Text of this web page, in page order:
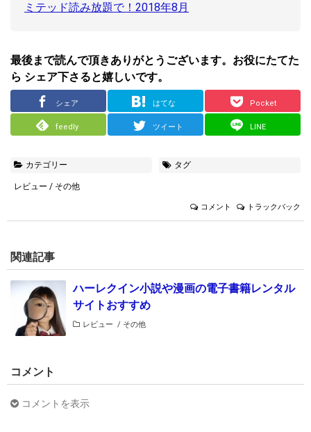
ミテッド読み放題で！2018年8月
最後まで読んで頂きありがとうございます。お役にたてた
ら シェア下さると嬉しいです。
シェア はてな Pocket
feedly ツイート LINE
カテゴリー
レビュー / その他
タグ
コメント トラックバック
関連記事
ハーレクイン小説や漫画の電子書籍レンタル
サイトおすすめ
レビュー / その他
コメント
コメントを表示